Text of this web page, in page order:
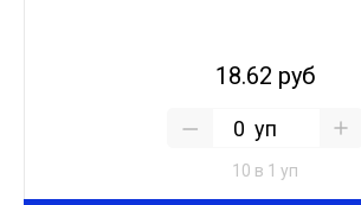
18.62 руб
уп
10 в 1 уп